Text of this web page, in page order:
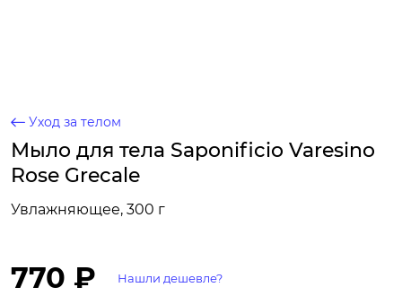
Уход за телом
Мыло для тела Saponificio Varesino
Rose Grecale
Увлажняющее, 300 г
770 ₽ Нашли дешевле?